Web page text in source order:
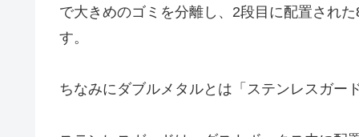
で大きめのゴミを分離し、2段目に配置され
す。
ちなみにダブルメタルとは「ステンレスガー